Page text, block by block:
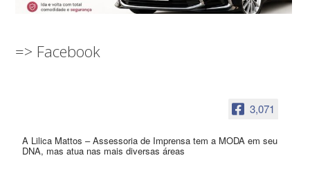
=> Facebook
3,071
A Lilica Mattos – Assessoria de Imprensa tem a MODA em seu
DNA, mas atua nas mais diversas áreas